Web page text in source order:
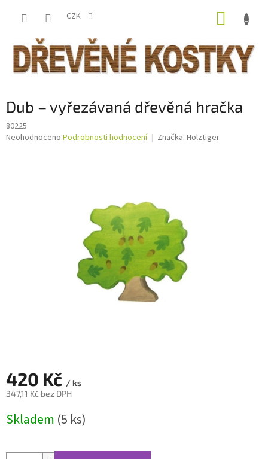
CZK
Dub – vyřezávaná dřevěná hračka
80225
Průměrné
Neohodnoceno Podrobnosti hodnocení Značka: Holztiger
420 Kč / ks
347,11 Kč bez DPH
cena:
Skladem (5 ks)